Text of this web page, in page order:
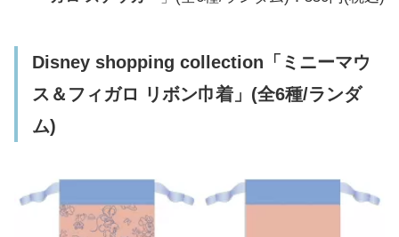
Disney shopping collection「ミニーマウ
ス＆フィガロ リボン巾着」(全6種/ランダ
ム)